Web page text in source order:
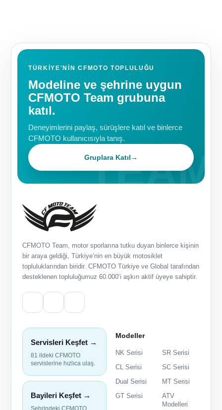
TÜRKIYE'NIN CFMOTO TOPLULUĞU
Modeline ve şehrine uygun
CFMOTO Team grubuna
katıl.
Deneyimlerini paylaş, sürüşlere katıl ve binlerce
CFMOTO kullanıcısıyla tanış.
Gruplara Katıl→
CFMOTO Team, motor sporlarına tutku duyan binlerce kişinin
bir araya geldiği, Türkiye’nin en büyük motosiklet
topluluklarından biridir. CFMOTO Türkiye ve Global tarafından
desteklenen topluluğumuz 60.000’i aşkın aktif üyeye sahiptir.
Servisleri Keşfet →
81 ildeki CFMOTO
servislerine hızlıca ulaş.
Bayileri Keşfet →
Modeller
NK Serisi
SR Serisi
CL Serisi
SC Serisi
Dual Serisi
MT Serisi
GT Serisi
ATV
Modelleri